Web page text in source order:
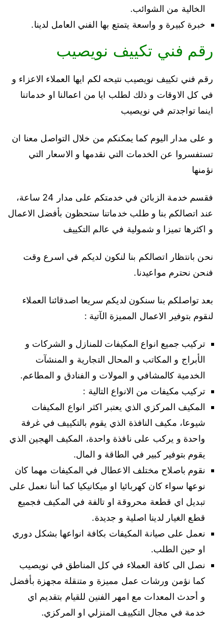
الخالية من الشوائب.
خبرة كبيرة و واسعة يتمتع بها الفني العامل لدينا.
رقم فني تكييف نويصيب
رقم فني تكييف نويصيب نتيحه لكم ايها العملاء الاعزاء و
في كل الاوقات و ذلك لطلب ايا من اعمالنا او خدماتنا
اينما تواجدتم في نويصيب
و على مدار اليوم كما يمكنكم من خلال التواصل معنا ان
تستفسروا عن الخدمات التي نقدمها و الاسعار التي
نؤمنها
فقسم خدمة الزبائن في خدمتكم على مدار 24 ساعة،
عند اتصالكم بنا و طلب خدماتنا ستحظون بأفضل الاعمال
و اكثرها تميزا و شمولية في عالم التكييف
نحن بانتظار اتصالكم بنا لنكون لديكم في اسرع وقت
فنحن نحترم مواعيدنا.
بعد تواصلكم بنا سنكون لديكم سريعا اصدقائنا العملاء
لنقوم بتوفير الاعمال المميزة الآتية :
تركيب جميع انواع المكيفات للمنازل و الشركات و
الأبراج و المكاتب و المحال التجارية و المنشآت
الخدمية كالمشافي و المولات و الفنادق و المطاعم.
تركيب مكيفات من الانواع التالية :
المكيف المركزي الذي يعتبر اكثر انواع المكيفات
شيوعا، مكيف النافذة الذي يقوم بالتكييف في غرفة
واحدة و يركب على نافذة واحدة، المكيف الهجين الذي
يقوم بتوفير كبير في الطاقة و المال.
نقوم باصلاح مختلف الاعطال في المكيفات مهما كان
نوعها سواء كان كهربائيا او ميكانيكيا كما أننا نعمل على
تبديل اي قطعة محروقة او تالفة في المكيف فجميع
قطع الغيار لدينا اصلية و جديدة.
نعمل على صيانة المكيفات بكافة انواعها بشكل دوري
او حين الطلب.
نصل الى كافة العملاء في كل المناطق في نويصيب
كما نؤمن ورشات عمل مميزة و متنقلة مجهزة بأفضل
و أحدث المعدات مع امهر الفنين للقيام بتقديم اي
خدمة في مجال التكييف المنزلي او المركزي.